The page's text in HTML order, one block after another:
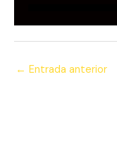
← Entrada anterior